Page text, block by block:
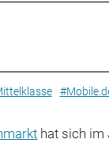
hat sich im